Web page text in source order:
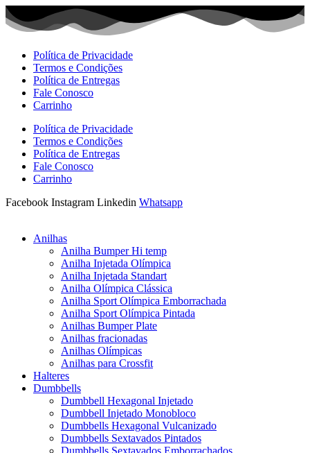
Ir
para
Política de Privacidade
Termos e Condições
Política de Entregas
Fale Conosco
Carrinho
Política de Privacidade
Termos e Condições
Política de Entregas
Fale Conosco
Carrinho
Facebook Instagram Linkedin Whatsapp
Anilhas
Anilha Bumper Hi temp
Anilha Injetada Olímpica
Anilha Injetada Standart
Anilha Olímpica Clássica
Anilha Sport Olímpica Emborrachada
Anilha Sport Olímpica Pintada
Anilhas Bumper Plate
Anilhas fracionadas
Anilhas Olímpicas
Anilhas para Crossfit
Halteres
Dumbbells
Dumbbell Hexagonal Injetado
Dumbbell Injetado Monobloco
Dumbbells Hexagonal Vulcanizado
Dumbbells Sextavados Pintados